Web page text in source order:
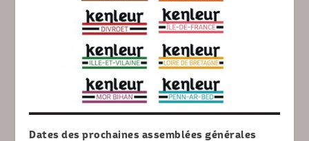
Dates des prochaines assemblées générales